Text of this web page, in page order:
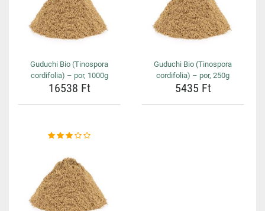
Guduchi Bio (Tinospora
cordifolia) – por, 1000g
16538 Ft
Guduchi Bio (Tinospora
cordifolia) – por, 250g
5435 Ft